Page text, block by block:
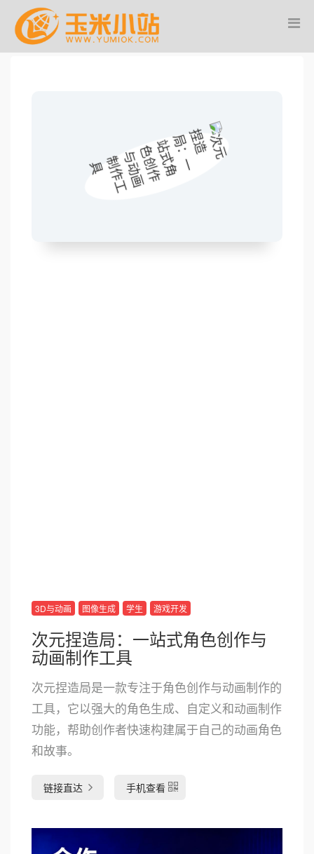
3D与动画 图像生成 学生 游戏开发
次元捏造局：一站式角色创作与
动画制作工具
次元捏造局是一款专注于角色创作与动画制作的
工具，它以强大的角色生成、自定义和动画制作
功能，帮助创作者快速构建属于自己的动画角色
和故事。
链接直达 手机查看